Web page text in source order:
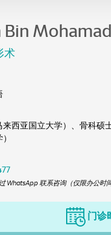
Bin
术
来西亚国立大学）、骨科硕
WhatsApp 联系咨询（仅限办公时间
门诊